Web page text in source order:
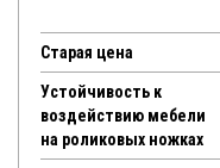
Старая цена
Устойчивость к
воздействию мебели
на роликовых ножках